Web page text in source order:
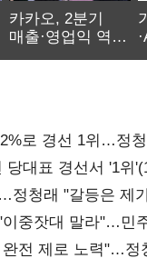
카카오, 2분기
매출·영업익 역대
로 경선 1위…정
당대표 경선서 '1위
정청래 "갈등은 제
중잣대 말라"…민
완전 제로 노력"…정